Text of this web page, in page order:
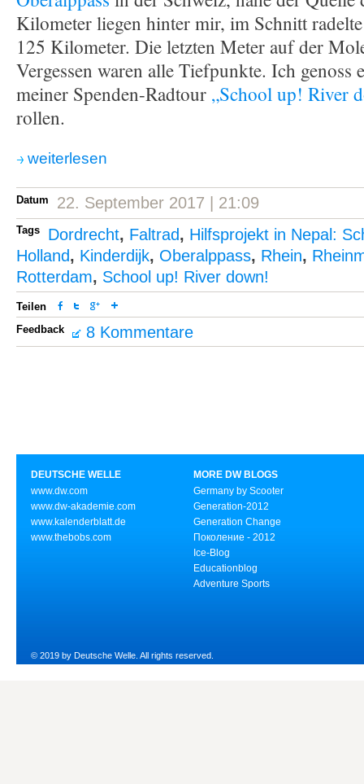
Kilometer liegen hinter mir, im Schnitt
125 Kilometer. Die letzten Meter auf der
Vergessen waren alle Tiefpunkte. Ich genoss
meiner Spenden-Radtour „School up! River
rollen.
weiterlesen
Datum 22. September 2017 | 21:09
Tags Dordrecht, Faltrad, Hilfsprojekt in Nepal:
Holland, Kinderdijk, Oberalppass, Rhein,
Rotterdam, School up! River down!
Teilen
Feedback
8 Kommentare
DEUTSCHE WELLE
www.dw.com
www.dw-akademie.com
www.kalenderblatt.de
www.thebobs.com
MORE DW BLOGS
Germany by Scooter
Generation-2012
Generation Change
Поколение - 2012
Ice-Blog
Educationblog
Adventure Sports
© 2019 by Deutsche Welle. All rights reserved.